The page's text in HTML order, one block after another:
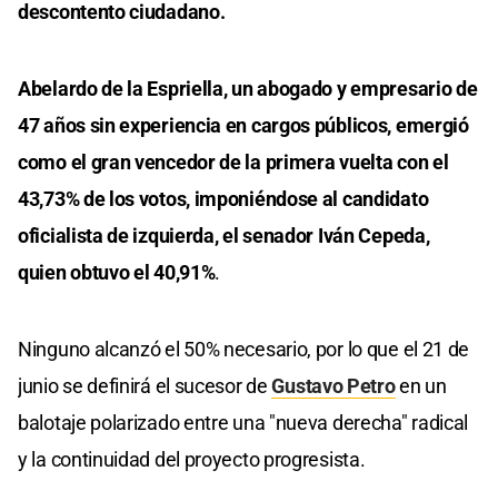
descontento ciudadano.
Abelardo de la Espriella, un abogado y empresario de
47 años sin experiencia en cargos públicos, emergió
como el gran vencedor de la primera vuelta con el
43,73% de los votos, imponiéndose al candidato
oficialista de izquierda, el senador Iván Cepeda,
quien obtuvo el 40,91%.
Ninguno alcanzó el 50% necesario, por lo que el 21 de
junio se definirá el sucesor deGustavo Petroen un
balotaje polarizado entre una "nueva derecha" radical
y la continuidad del proyecto progresista.